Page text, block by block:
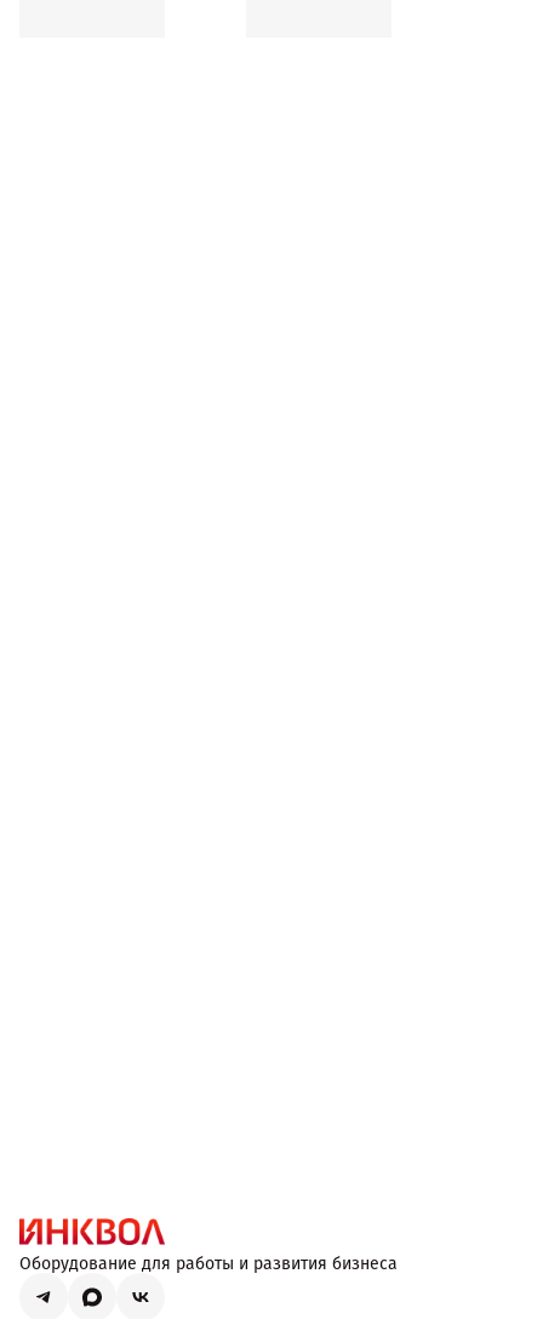
Оборудование для работы и развития бизнеса